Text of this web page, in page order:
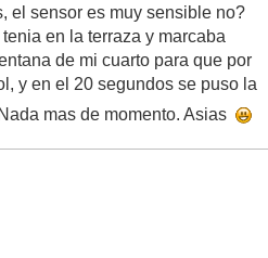
el sensor es muy sensible no?
en la terraza y marcaba
de mi cuarto para que por
y en el 20 segundos se puso la
Nada mas de momento. Asias